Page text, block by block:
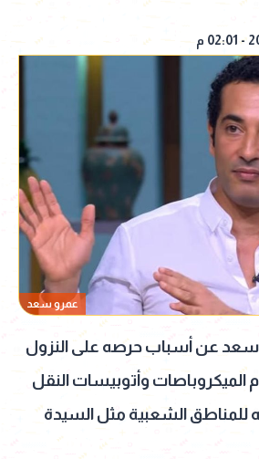
عمرو سعد
عن أسباب حرصه على النزول
الميكروباصات وأتوبيسات النقل
للمناطق الشعبية مثل السيدة